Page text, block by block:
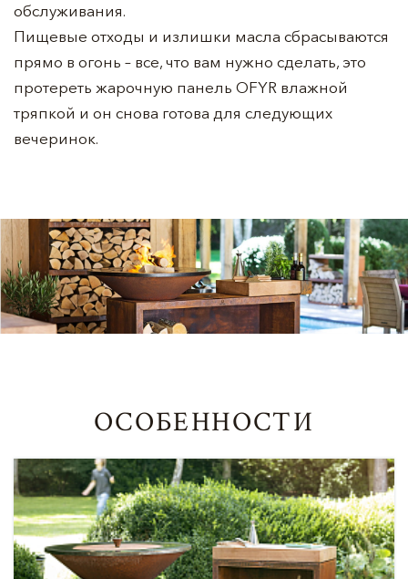
обслуживания.
Пищевые отходы и излишки масла сбрасываются
прямо в огонь – все, что вам нужно сделать, это
протереть жарочную панель OFYR влажной
тряпкой и он снова готова для следующих
вечеринок.
ОСОБЕННОСТИ